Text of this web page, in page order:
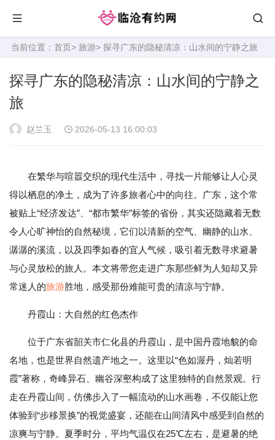
当前位置： 首页> 旅游> 探寻广东的隐秘清凉：山水间的宁静之旅
探寻广东的隐秘清凉：山水间的宁静之
旅
赵兰玉 2026-05-13 16:00:03
在繁华与喧嚣交织的现代生活中，寻找一片能够让人心灵
得以栖息的净土，成为了许多旅者心中的向往。广东，这个常
被贴上“经济发达”、“都市繁华”标签的省份，其实还隐藏着无数
令人心旷神怡的自然秘境，它们以清新的空气、幽静的山水、
潺潺的溪流，以及四季如春的宜人气候，吸引着无数寻求避暑
与心灵放松的旅人。本文将带您走进广东那些鲜为人知却又异
常迷人的旅游胜地，感受那份难能可贵的清凉与宁静。
丹霞山：大自然的红色杰作
位于广东省韶关市仁化县的丹霞山，是中国丹霞地貌的命
名地，也是世界自然遗产地之一。这里以“色如渥丹，灿若明
霞”著称，奇峰异石、幽谷深壑构成了这里独特的自然景观。行
走在丹霞山间，仿佛步入了一幅流动的山水画卷，不仅能让您
体验到“步移景换”的视觉盛宴，还能在山间清风中感受到自然的
凉爽与宁静。夏季时分，平均气温仅在25℃左右，是避暑的绝